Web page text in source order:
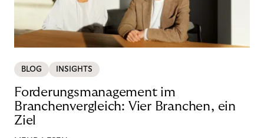
BLOG INSIGHTS
Forderungsmanagement im
Branchenvergleich: Vier Branchen, ein
Ziel